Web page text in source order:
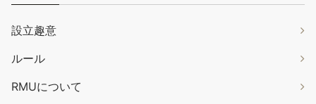
設立趣意
ルール
RMUについて